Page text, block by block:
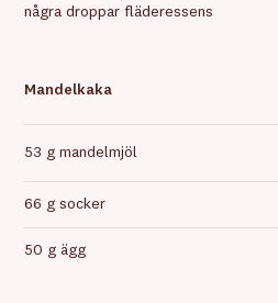
några droppar fläderessens
Mandelkaka
53 g mandelmjöl
66 g socker
50 g ägg